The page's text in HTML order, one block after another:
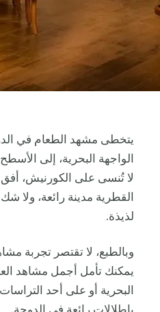
يتخطى مشهد الطعام في
الواجهة البحرية، إلى
لا تُنسى على الكورنيش، أفق
القطرية مدينة رائعة، ولا
لذيذة.
وبالطبع، لا تقتصر تجربة
يمكنك تأمل أجمل مشاهد
البحرية أو على أحد